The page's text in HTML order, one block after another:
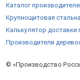
© «Производство
Каталог
Крупнощитовая
Калькулятор доставки